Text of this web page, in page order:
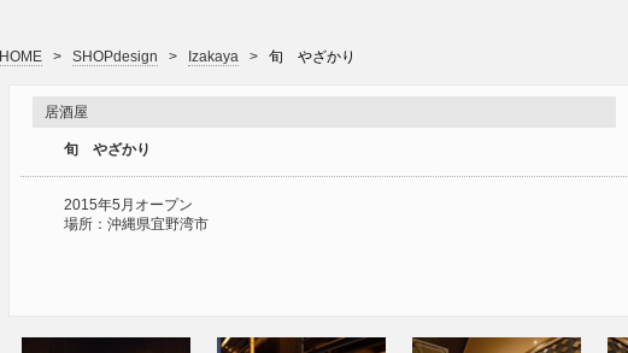
HOME > SHOPdesign > Izakaya > 旬 やざかり
居酒屋
旬 やざかり
2015年5月オープン
場所：沖縄県宜野湾市